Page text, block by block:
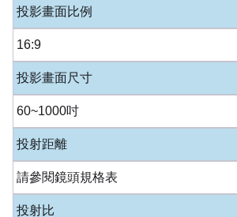
投影畫面比例
16:9
投影畫面尺寸
60~1000吋
投射距離
請參閱鏡頭規格表
投射比